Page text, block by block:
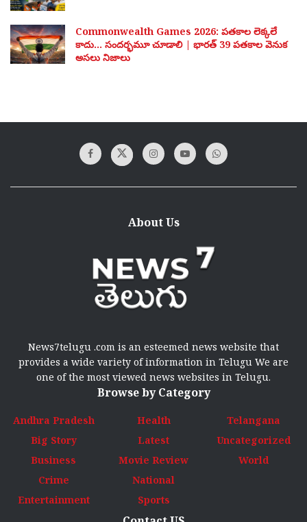
Commonwealth Games 2026: పతకాల లెక్కలే
కాదు… సందర్భమూ చూడాలి | భారత్ 39 పతకాల వెనుక
అసలు నిజాలు
About Us
News7telugu .com is an esteemed news website that
provides a wide variety of information in Telugu We are
one of the most viewed news websites in Telugu.
Browse by Category
Andhra Pradesh
Big Story
Business
Crime
Entertainment
Health
Latest
Movie Review
National
Sports
Telangana
Uncategorized
World